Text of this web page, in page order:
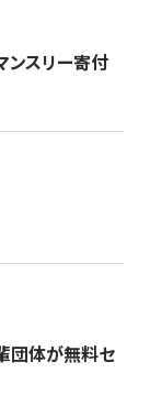
ンスリー寄付
団体が無料セ